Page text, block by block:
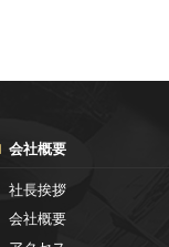
会社概要
社長挨拶
会社概要